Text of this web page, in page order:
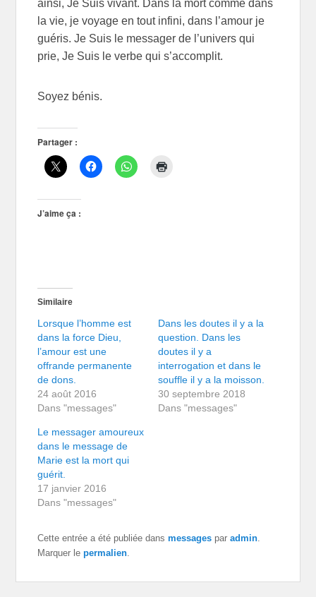
ainsi, Je Suis vivant. Dans la mort comme dans
la vie, je voyage en tout infini, dans l’amour je
guéris. Je Suis le messager de l’univers qui
prie, Je Suis le verbe qui s’accomplit.
Soyez bénis.
Partager :
J’aime ça :
Similaire
Lorsque l’homme est
dans la force Dieu,
l’amour est une
offrande permanente
de dons.
24 août 2016
Dans "messages"
Dans les doutes il y a la
question. Dans les
doutes il y a
interrogation et dans le
souffle il y a la moisson.
30 septembre 2018
Dans "messages"
Le messager amoureux
dans le message de
Marie est la mort qui
guérit.
17 janvier 2016
Dans "messages"
Cette entrée a été publiée dansmessages paradmin.
Marquer lepermalien.